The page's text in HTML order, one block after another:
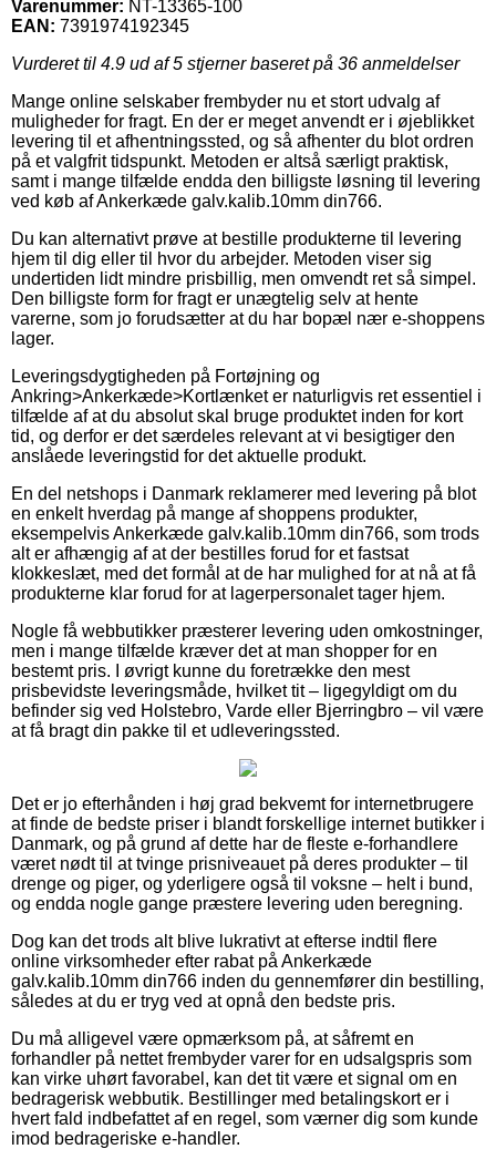
Varenummer: NT-13365-100
EAN: 7391974192345
Vurderet til 4.9 ud af 5 stjerner baseret på 36 anmeldelser
Mange online selskaber frembyder nu et stort udvalg af
muligheder for fragt. En der er meget anvendt er i øjeblikket
levering til et afhentningssted, og så afhenter du blot ordren
på et valgfrit tidspunkt. Metoden er altså særligt praktisk,
samt i mange tilfælde endda den billigste løsning til levering
ved køb af Ankerkæde galv.kalib.10mm din766.
Du kan alternativt prøve at bestille produkterne til levering
hjem til dig eller til hvor du arbejder. Metoden viser sig
undertiden lidt mindre prisbillig, men omvendt ret så simpel.
Den billigste form for fragt er unægtelig selv at hente
varerne, som jo forudsætter at du har bopæl nær e-shoppens
lager.
Leveringsdygtigheden på Fortøjning og
Ankring>Ankerkæde>Kortlænket er naturligvis ret essentiel i
tilfælde af at du absolut skal bruge produktet inden for kort
tid, og derfor er det særdeles relevant at vi besigtiger den
anslåede leveringstid for det aktuelle produkt.
En del netshops i Danmark reklamerer med levering på blot
en enkelt hverdag på mange af shoppens produkter,
eksempelvis Ankerkæde galv.kalib.10mm din766, som trods
alt er afhængig af at der bestilles forud for et fastsat
klokkeslæt, med det formål at de har mulighed for at nå at få
produkterne klar forud for at lagerpersonalet tager hjem.
Nogle få webbutikker præsterer levering uden omkostninger,
men i mange tilfælde kræver det at man shopper for en
bestemt pris. I øvrigt kunne du foretrække den mest
prisbevidste leveringsmåde, hvilket tit – ligegyldigt om du
befinder sig ved Holstebro, Varde eller Bjerringbro – vil være
at få bragt din pakke til et udleveringssted.
Det er jo efterhånden i høj grad bekvemt for internetbrugere
at finde de bedste priser i blandt forskellige internet butikker i
Danmark, og på grund af dette har de fleste e-forhandlere
været nødt til at tvinge prisniveauet på deres produkter – til
drenge og piger, og yderligere også til voksne – helt i bund,
og endda nogle gange præstere levering uden beregning.
Dog kan det trods alt blive lukrativt at efterse indtil flere
online virksomheder efter rabat på Ankerkæde
galv.kalib.10mm din766 inden du gennemfører din bestilling,
således at du er tryg ved at opnå den bedste pris.
Du må alligevel være opmærksom på, at såfremt en
forhandler på nettet frembyder varer for en udsalgspris som
kan virke uhørt favorabel, kan det tit være et signal om en
bedragerisk webbutik. Bestillinger med betalingskort er i
hvert fald indbefattet af en regel, som værner dig som kunde
imod bedrageriske e-handler.